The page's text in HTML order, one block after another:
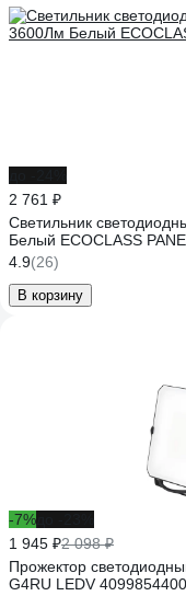
2 761 ₽
Светильник
Белый ECOCLASS
4.9(26)
В корзину
-7%
1 945 ₽2 098 ₽
Прожектор
G4RU LEDV